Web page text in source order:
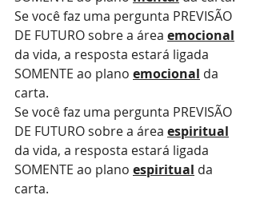
Se você faz uma pergunta PREVISÃO
DE FUTURO sobre a área emocional
da vida, a resposta estará ligada
SOMENTE ao plano emocional da
carta.
Se você faz uma pergunta PREVISÃO
DE FUTURO sobre a área espiritual
da vida, a resposta estará ligada
SOMENTE ao plano espiritual da
carta.